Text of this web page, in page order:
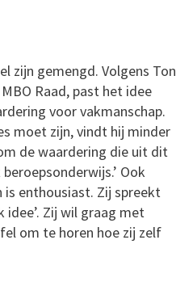
zijn gemengd. Volgens Ton
Raad, past het idee
voor vakmanschap.
moet zijn, vindt hij minder
de waardering die uit dit
Ook
is enthousiast. Zij spreekt
idee’. Zij wil graag met
om te horen hoe zij zelf